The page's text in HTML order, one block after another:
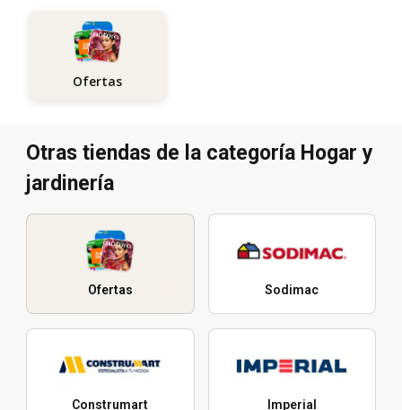
Ofertas
Otras tiendas de la categoría Hogar y
jardinería
Ofertas Sodimac
Construmart Imperial